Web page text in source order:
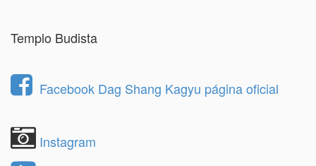
Templo Budista
Facebook Dag Shang Kagyu página oficial
Instagram